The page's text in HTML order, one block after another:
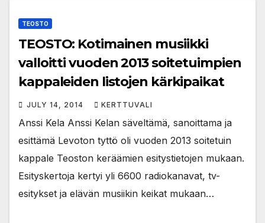
TEOSTO
TEOSTO: Kotimainen musiikki
valloitti vuoden 2013 soitetuimpien
kappaleiden listojen kärkipaikat
JULY 14, 2014 KERTTUVALI
Anssi Kela Anssi Kelan säveltämä, sanoittama ja
esittämä Levoton tyttö oli vuoden 2013 soitetuin
kappale Teoston keräämien esitystietojen mukaan.
Esityskertoja kertyi yli 6600 radiokanavat, tv-
esitykset ja elävän musiikin keikat mukaan…